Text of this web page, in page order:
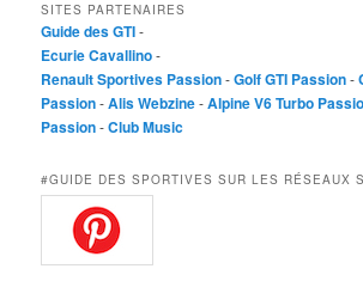
SITES PARTENAIRES
Guide des GTI-
Ecurie Cavallino-
Renault Sportives Passion-Golf GTI Passion-
Passion-Alis Webzine-Alpine V6 Turbo
Passion-Club Music
#GUIDE DES SPORTIVES SUR LES RÉSEAUX